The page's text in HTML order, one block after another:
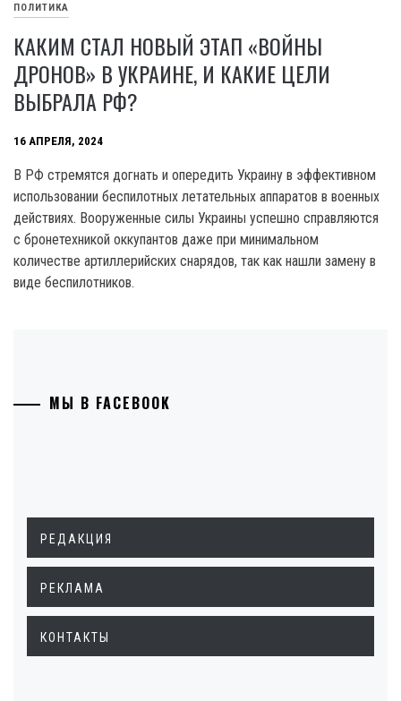
ПОЛИТИКА
КАКИМ СТАЛ НОВЫЙ ЭТАП «ВОЙНЫ
ДРОНОВ» В УКРАИНЕ, И КАКИЕ ЦЕЛИ
ВЫБРАЛА РФ?
16 АПРЕЛЯ, 2024
В РФ стремятся догнать и опередить Украину в эффективном
использовании беспилотных летательных аппаратов в военных
действиях. Вооруженные силы Украины успешно справляются
с бронетехникой оккупантов даже при минимальном
количестве артиллерийских снарядов, так как нашли замену в
виде беспилотников.
МЫ В FACEBOOK
РЕДАКЦИЯ
РЕКЛАМА
КОНТАКТЫ